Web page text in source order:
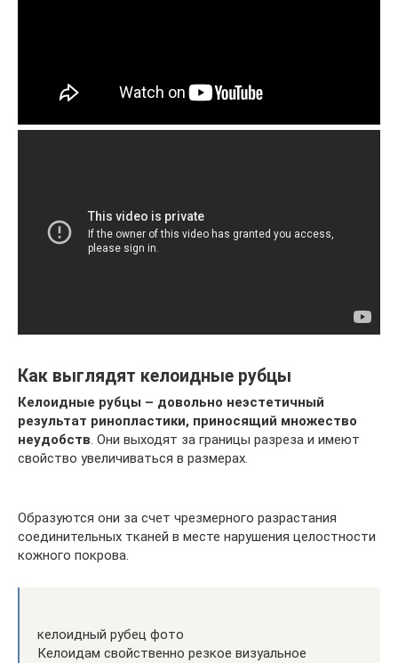
Как выглядят келоидные рубцы
Келоидные рубцы – довольно неэстетичный
результат ринопластики, приносящий множество
неудобств. Они выходят за границы разреза и имеют
свойство увеличиваться в размерах.
Образуются они за счет чрезмерного разрастания
соединительных тканей в месте нарушения целостности
кожного покрова.
келоидный рубец фото
Келоидам свойственно резкое визуальное